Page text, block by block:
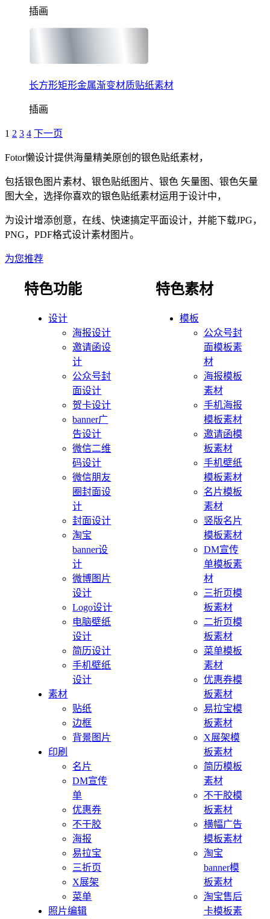
插画
长方形矩形金属渐变材质贴纸素材
插画
1 2 3 4 下一页
Fotor懒设计提供海量精美原创的银色贴纸素材，
包括银色图片素材、银色贴纸图片、银色 矢量图、银色矢量
图大全，选择你喜欢的银色贴纸素材运用于设计中，
为设计增添创意，在线、快速搞定平面设计，并能下载JPG，
PNG，PDF格式设计素材图片。
为您推荐
特色功能
设计
海报设计
邀请函设
计
公众号封
面设计
贺卡设计
banner广
告设计
微信二维
码设计
微信朋友
圈封面设
计
封面设计
淘宝
banner设
计
微博图片
设计
Logo设计
电脑壁纸
设计
简历设计
手机壁纸
设计
素材
贴纸
边框
背景图片
印刷
名片
DM宣传
单
优惠券
不干胶
海报
易拉宝
三折页
X展架
菜单
照片编辑
特色素材
模板
公众号封
面模板素
材
海报模板
素材
手机海报
模板素材
邀请函模
板素材
手机壁纸
模板素材
名片模板
素材
竖版名片
模板素材
DM宣传
单模板素
材
三折页模
板素材
二折页模
板素材
菜单模板
素材
优惠券模
板素材
易拉宝模
板素材
X展架模
板素材
简历模板
素材
不干胶模
板素材
横幅广告
模板素材
淘宝
banner模
板素材
淘宝售后
卡模板素